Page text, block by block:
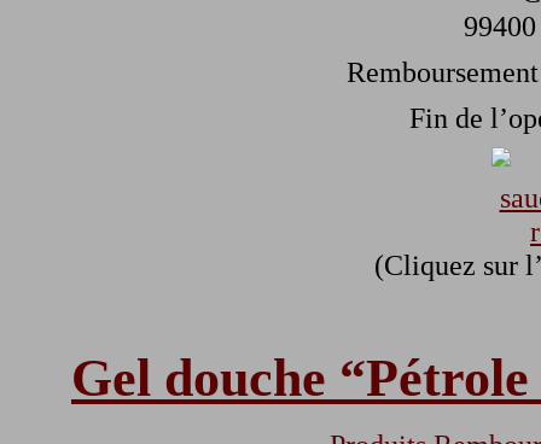
Fin de
(Cliquez sur
Gel douche